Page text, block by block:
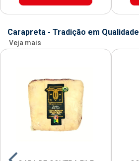
Carapreta - Tradição em Qualidade
Veja mais